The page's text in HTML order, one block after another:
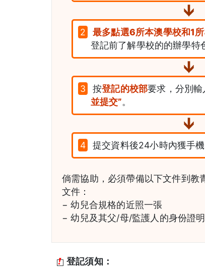
2 最多點選6所本澳學校和1
登記前了解學校的的辦學特
3 按登記的校部要求，分別輸
並提交”。
4 提交資料後24小時內獲手機
倘需協助，必須帶備以下文件到教
文件：
− 幼兒合規格的近照一張
− 幼兒及其父/母/監護人的身份證
登記須知：